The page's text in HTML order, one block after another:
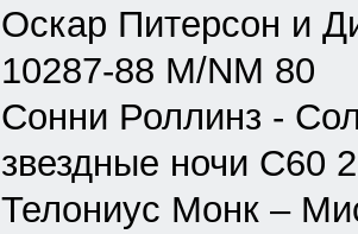
Оскар Питерсон и
10287-88 M/NM 80
Сонни Роллинз -
звездные ночи С60
Телониус Монк –